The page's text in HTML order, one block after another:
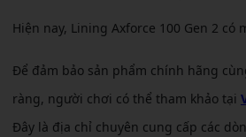
Hiện nay, Lining Axforce 100 Gen 2 có
Để đảm bảo sản phẩm chính hãng
ràng, người chơi có thể tham khảo tại
Đây là địa chỉ chuyên cung cấp các